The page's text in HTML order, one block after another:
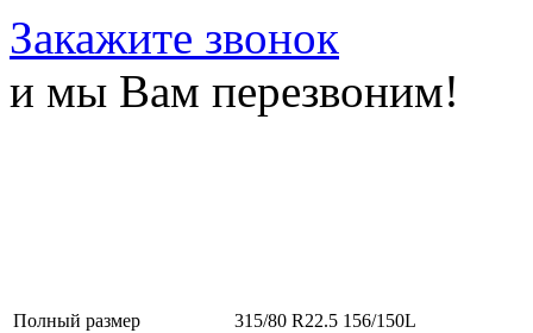
Закажите звонок
и мы Вам перезвоним!
Полный размер
315/80 R22.5 156/150L